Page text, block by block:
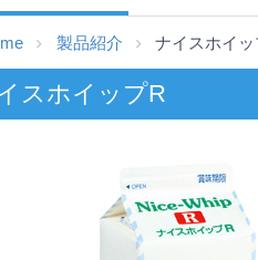
製品紹介 ナイスホイッ
スホイップR